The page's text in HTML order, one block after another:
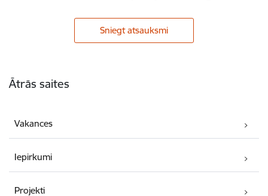
Sniegt atsauksmi
Ātrās saites
Vakances
Iepirkumi
Projekti